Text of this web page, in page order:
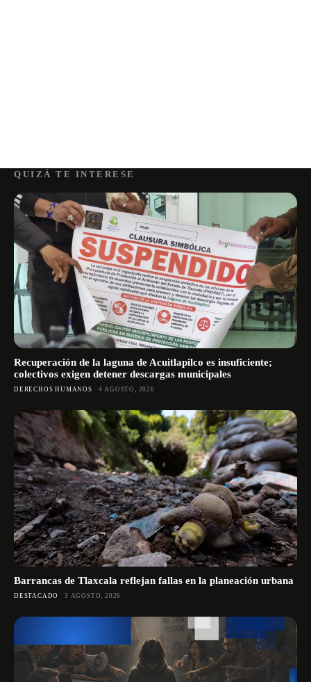
QUIZÁ TE INTERESE
Recuperación de la laguna de Acuitlapilco es insuficiente;
colectivos exigen detener descargas municipales
DERECHOS HUMANOS 4 AGOSTO, 2026
Barrancas de Tlaxcala reflejan fallas en la planeación urbana
DESTACADO 3 AGOSTO, 2026